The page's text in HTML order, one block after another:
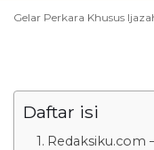
Gelar Perkara Khusus
Daftar isi
Redaksiku.com